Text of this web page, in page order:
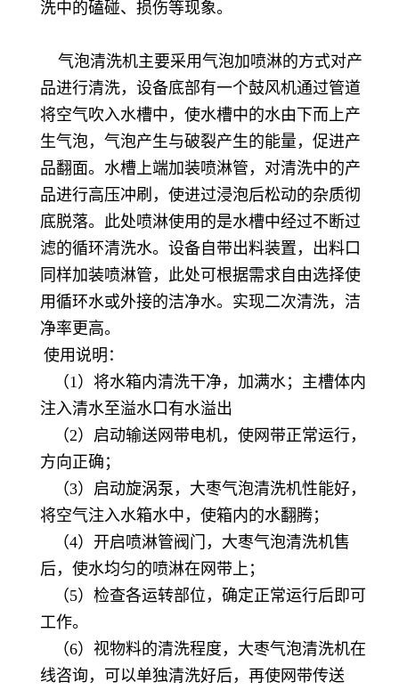
洗中的磕碰、损伤等现象。
气泡清洗机主要采用气泡加喷淋的方式对产
品进行清洗，设备底部有一个鼓风机通过管道
将空气吹入水槽中，使水槽中的水由下而上产
生气泡，气泡产生与破裂产生的能量，促进产
品翻面。水槽上端加装喷淋管，对清洗中的产
品进行高压冲刷，使进过浸泡后松动的杂质彻
底脱落。此处喷淋使用的是水槽中经过不断过
滤的循环清洗水。设备自带出料装置，出料口
同样加装喷淋管，此处可根据需求自由选择使
用循环水或外接的洁净水。实现二次清洗，洁
净率更高。
使用说明：
（1）将水箱内清洗干净，加满水；主槽体内
注入清水至溢水口有水溢出
（2）启动输送网带电机，使网带正常运行，
方向正确；
（3）启动旋涡泵，大枣气泡清洗机性能好，
将空气注入水箱水中，使箱内的水翻腾；
（4）开启喷淋管阀门，大枣气泡清洗机售
后，使水均匀的喷淋在网带上；
（5）检查各运转部位，确定正常运行后即可
工作。
（6）视物料的清洗程度，大枣气泡清洗机在
线咨询，可以单独清洗好后，再使网带传送